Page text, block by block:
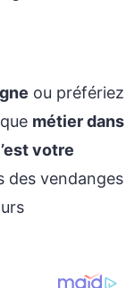
ou préfériez
métier dans
votre
des vendanges